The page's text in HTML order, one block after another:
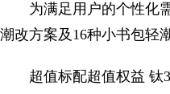
为满足用户的个性化
潮改方案及16种小书包轻
超值标配超值权益 钛